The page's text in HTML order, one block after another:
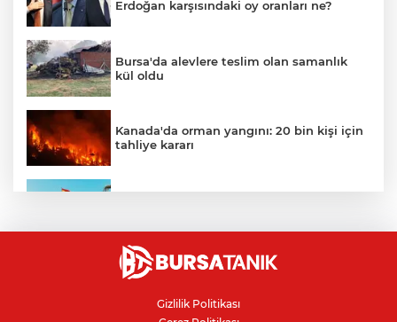
Erdoğan karşısındaki oy oranları ne?
Bursa'da alevlere teslim olan samanlık
kül oldu
Kanada'da orman yangını: 20 bin kişi için
tahliye kararı
Karacabey Belediyespor'dan
Bursaspor'un gençlerine 5 yıllık imza
Gizlilik Politikası